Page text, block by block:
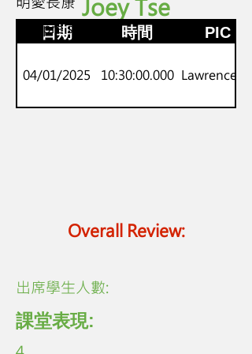
Joey Tse
日期 時間 PIC
04/01/2025 10:30:00.000 Lawrence Lo
Overall Review:
劍橋pre starters
​出席學生人數:
課堂表現: